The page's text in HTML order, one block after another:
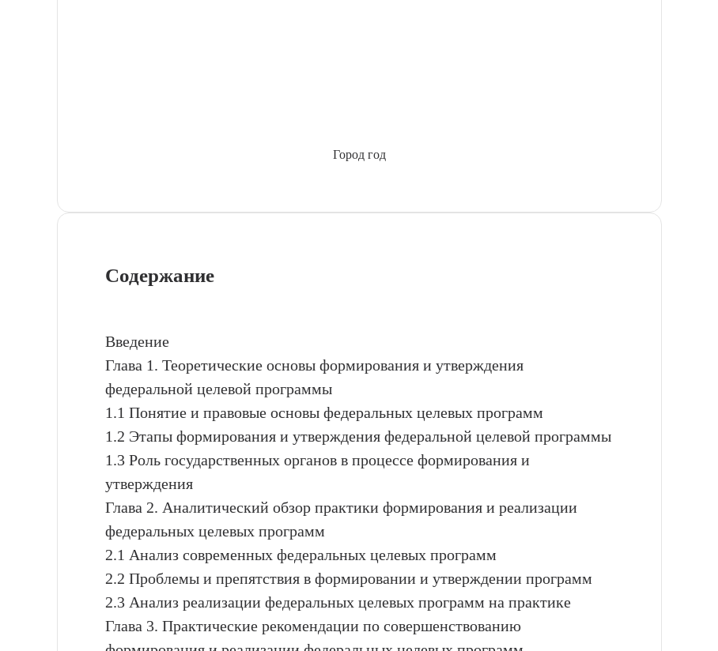
Город год
Содержание
Введение
Глава 1. Теоретические основы формирования и утверждения
федеральной целевой программы
1.1 Понятие и правовые основы федеральных целевых программ
1.2 Этапы формирования и утверждения федеральной целевой программы
1.3 Роль государственных органов в процессе формирования и
утверждения
Глава 2. Аналитический обзор практики формирования и реализации
федеральных целевых программ
2.1 Анализ современных федеральных целевых программ
2.2 Проблемы и препятствия в формировании и утверждении программ
2.3 Анализ реализации федеральных целевых программ на практике
Глава 3. Практические рекомендации по совершенствованию